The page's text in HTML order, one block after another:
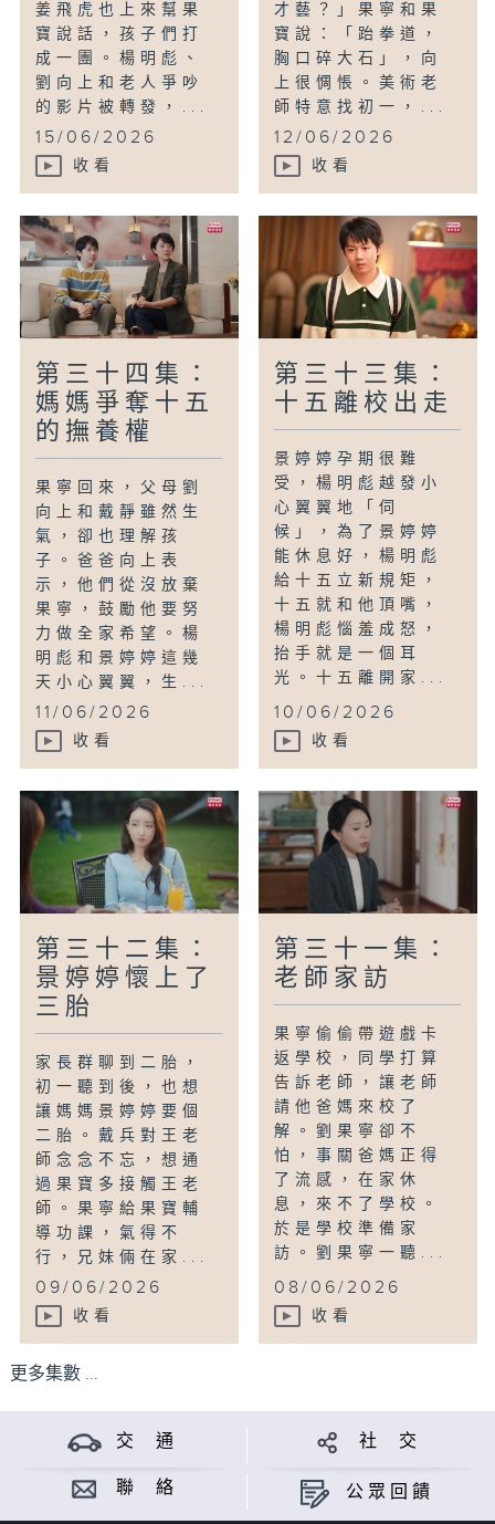
姜飛虎也上來幫果
寶說話，孩子們打
成一團。楊明彪、
劉向上和老人爭吵
的影片被轉發，...
15/06/2026
收看
才藝？」果寧和果
寶說：「跆拳道，
胸口碎大石」，向
上很惆悵。美術老
師特意找初一，...
12/06/2026
收看
第三十四集：
媽媽爭奪十五
的撫養權
果寧回來，父母劉
向上和戴靜雖然生
氣，卻也理解孩
子。爸爸向上表
示，他們從沒放棄
果寧，鼓勵他要努
力做全家希望。楊
明彪和景婷婷這幾
天小心翼翼，生...
11/06/2026
收看
第三十三集：
十五離校出走
景婷婷孕期很難
受，楊明彪越發小
心翼翼地「伺
候」，為了景婷婷
能休息好，楊明彪
給十五立新規矩，
十五就和他頂嘴，
楊明彪惱羞成怒，
抬手就是一個耳
光。十五離開家...
10/06/2026
收看
第三十二集：
景婷婷懷上了
三胎
家長群聊到二胎，
初一聽到後，也想
讓媽媽景婷婷要個
二胎。戴兵對王老
師念念不忘，想通
過果寶多接觸王老
師。果寧給果寶輔
導功課，氣得不
行，兄妹倆在家...
09/06/2026
收看
第三十一集：
老師家訪
果寧偷偷帶遊戲卡
返學校，同學打算
告訴老師，讓老師
請他爸媽來校了
解。劉果寧卻不
怕，事關爸媽正得
了流感，在家休
息，來不了學校。
於是學校準備家
訪。劉果寧一聽...
08/06/2026
收看
更多集數 ...
交 通 社 交
聯 絡 公眾回饋